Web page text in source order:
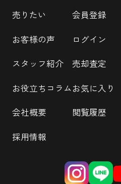
売りたい
お客様の声
スタッフ紹介
お役立ちコラム
会社概要
採用情報
会員登録
ログイン
売却査定
お気に入り
閲覧履歴